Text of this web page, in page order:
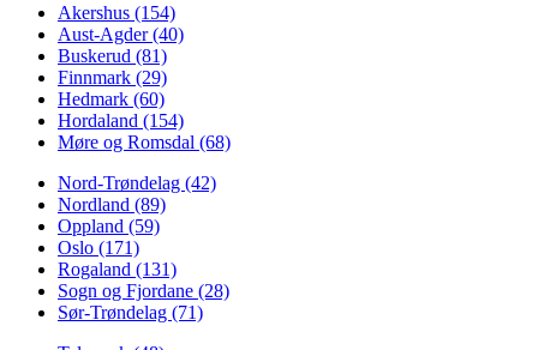
Akershus (154)
Aust-Agder (40)
Buskerud (81)
Finnmark (29)
Hedmark (60)
Hordaland (154)
Møre og Romsdal (68)
Nord-Trøndelag (42)
Nordland (89)
Oppland (59)
Oslo (171)
Rogaland (131)
Sogn og Fjordane (28)
Sør-Trøndelag (71)